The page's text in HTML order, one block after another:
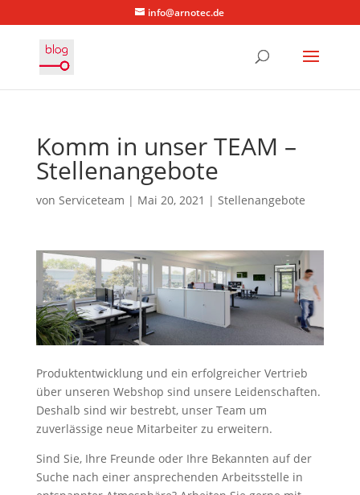
info@arnotec.de
Komm in unser TEAM –
Stellenangebote
von Serviceteam | Mai 20, 2021 | Stellenangebote
Produktentwicklung und ein erfolgreicher Vertrieb
über unseren Webshop sind unsere Leidenschaften.
Deshalb sind wir bestrebt, unser Team um
zuverlässige neue Mitarbeiter zu erweitern.
Sind Sie, Ihre Freunde oder Ihre Bekannten auf der
Suche nach einer ansprechenden Arbeitsstelle in